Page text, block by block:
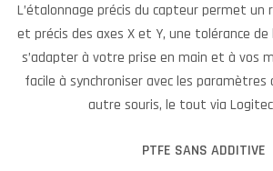
L’étalonnage précis du capteur permet un
et précis des axes X et Y, une tolérance
s’adapter à votre prise en main et à vos
facile à synchroniser avec les paramètres
autre souris, le tout via
PTFE SANS ADDITIVE